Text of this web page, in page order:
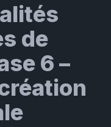
de
6 –